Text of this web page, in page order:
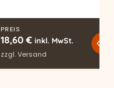
PREIS
18,60 € inkl. MwSt.
zzgl.Versand